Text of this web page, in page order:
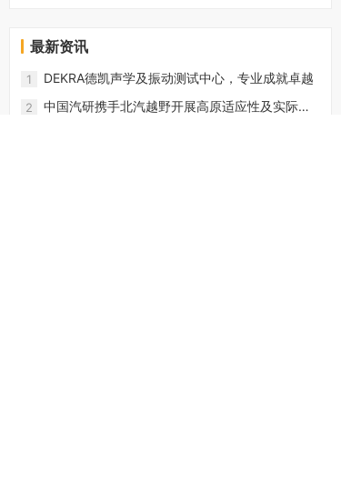
最新资讯
1 DEKRA德凯声学及振动测试中心，专业成就卓越
2
中国汽研携手北汽越野开展高原适应性及实际道